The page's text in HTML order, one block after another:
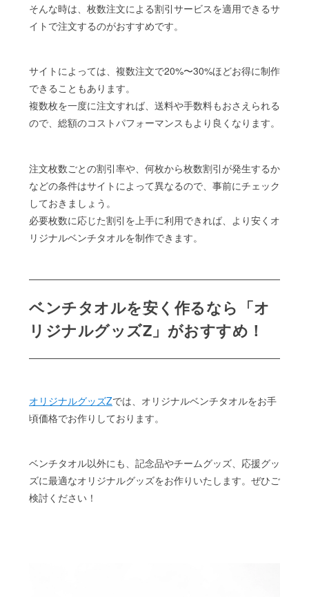
そんな時は、枚数注文による割引サービスを適用できるサ
イトで注文するのがおすすめです。
サイトによっては、複数注文で20%〜30%ほどお得に制作
できることもあります。
複数枚を一度に注文すれば、送料や手数料もおさえられる
ので、総額のコストパフォーマンスもより良くなります。
注文枚数ごとの割引率や、何枚から枚数割引が発生するか
などの条件はサイトによって異なるので、事前にチェック
しておきましょう。
必要枚数に応じた割引を上手に利用できれば、より安くオ
リジナルベンチタオルを制作できます。
ベンチタオルを安く作るなら「オ
リジナルグッズZ」がおすすめ！
オリジナルグッズZでは、オリジナルベンチタオルをお手
頃価格でお作りしております。
ベンチタオル以外にも、記念品やチームグッズ、応援グッ
ズに最適なオリジナルグッズをお作りいたします。ぜひご
検討ください！